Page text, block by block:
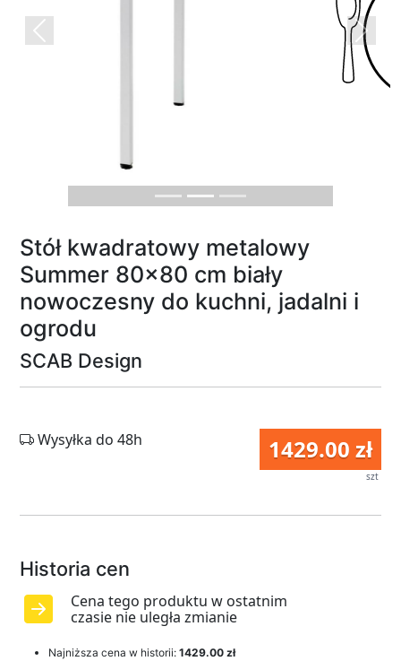
Previous Next
Stół kwadratowy metalowy
Summer 80x80 cm biały
nowoczesny do kuchni, jadalni i
ogrodu
SCAB Design
1429.00 zł
szt
Wysyłka do 48h
Historia cen
Cena tego produktu w ostatnim
czasie nie uległa zmianie
Najniższa cena w historii: 1429.00 zł